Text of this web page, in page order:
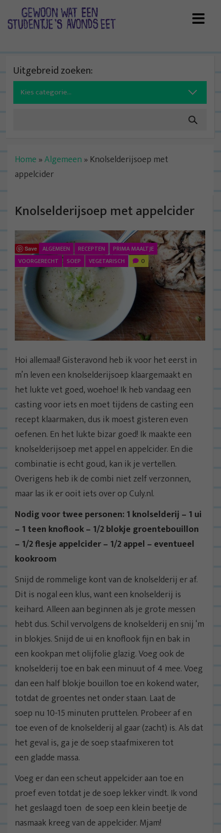
Uitgebreid zoeken:
Search
for:
Home »Algemeen » Knolselderijsoep met
appelcider
Knolselderijsoep met appelcider
Save ALGEMEEN RECEPTEN
PRIMA MAALTJE
VOORGERECHT
SOEP VEGETARISCH 0
Hoi allemaal! Gisteravond heb ik voor het eerst in
m’n leven een knolselderijsoep klaargemaakt en
het lukte vet goed, woehoe! Ik heb vandaag een
casting voor iets en moet tijdens de casting een
recept klaarmaken, dus ik moest gisteren even
oefenen. En het lukte bizar goed! Ik maakte een
knolselderijsoep met appel en appelcider. En die
combinatie is echt goud, kan ik je vertellen.
Overigens heb ik de combi niet zelf verzonnen,
maar las ik er ooit iets over op Culy.nl.
Nodig voor twee personen: 1 knolselderij – 1 ui
– 1 teen knoflook – 1/2 blokje groentebouillon
– 1/2 flesje appelcider – 1/2 appel – eventueel
kookroom
Snijd de rommelige kont van de knolselderij er af.
Dit is nogal een klus, want een knolselderij is
keihard. Alleen aan beginnen als je grote messen
hebt dus. Schil vervolgens de knolselderij en snij ‘m
in blokjes. Snijd de ui en knoflook fijn en bak in
een kookpan met olijfolie glazig. Voeg ook de
knolselderij toe en bak een minuut of 4 mee. Voeg
dan een half blokje bouillon toe en kokend water,
totdat de groentes net onder staan. Laat de
soep nu 10-15 minuten pruttelen. Probeer af en
toe even of de knolselderij al gaar (zacht) is. Als dat
het geval is, ga je de soep staafmixeren tot
een gladde massa.
Voeg er dan een scheut appelcider aan toe en
proef even totdat je de soep lekker vindt. Ik vond
het geslaagd toen de soep een klein beetje de
nasmaak kreeg van de appelcider. Mjam!